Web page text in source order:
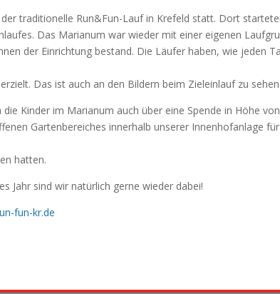
traditionelle Run&Fun-Lauf in Krefeld statt. Dort
Das Marianum war wieder mit einer eigenen
der Einrichtung bestand. Die Läufer haben, wie jeden
Das ist auch an den Bildern beim Zieleinlauf zu
Kinder im Marianum auch über eine Spende in Höhe
Gartenbereiches innerhalb unserer Innenhofanlage für
hatten.
Jahr sind wir natürlich gerne wieder dabei!
fun-kr.de